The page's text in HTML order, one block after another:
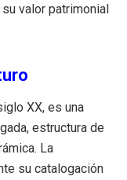
valor patrimonial
XX, es una
estructura de
La
su catalogación